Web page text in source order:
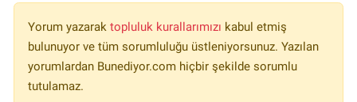
Yorum yazarak topluluk kurallarımızı kabul etmiş
bulunuyor ve tüm sorumluluğu üstleniyorsunuz. Yazılan
yorumlardan Bunediyor.com hiçbir şekilde sorumlu
tutulamaz.